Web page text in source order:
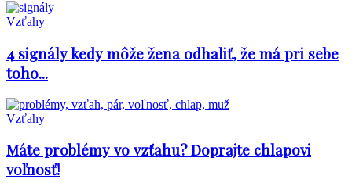
Vzťahy
4 signály kedy môže žena odhaliť, že má pri sebe
toho...
Vzťahy
Máte problémy vo vzťahu? Doprajte chlapovi
voľnosť!